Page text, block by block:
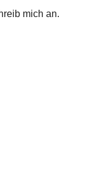
mich an.